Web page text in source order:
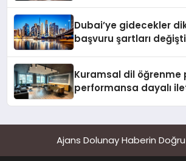
Dubai’ye gidecekler
başvuru şartları değişti
Kuramsal dil öğrenme
performansa dayalı
Ajans Dolunay Haberin